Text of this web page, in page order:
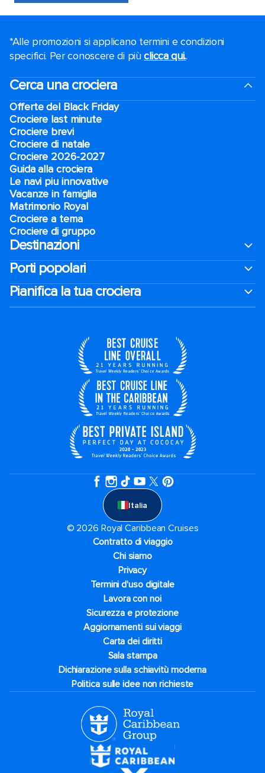
*Alle promozioni si applicano termini e condizioni
specifici. Per conoscere di piùclicca qui..
Cerca una crociera
Offerte del Black Friday
Crociere last minute
Crociere brevi​
Crociere di natale​
Crociere 2026-2027
Guida alla crociera
Le navi piu innovative
Vacanze in famiglia
Matrimonio Royal
Crociere a tema
Crociere di gruppo
Destinazioni
Porti popolari
Pianifica la tua crociera
Italia
© 2026 Royal Caribbean Cruises
Contratto di viaggio
Chi siamo
Privacy
Termini d'uso digitale
Lavora con noi
Sicurezza e protezione
Aggiornamenti sui viaggi
Carta dei diritti
Sala stampa
Dichiarazione sulla schiavitù moderna
Politica sulle idee non richieste